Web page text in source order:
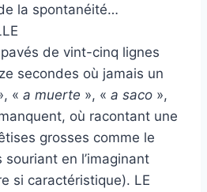
la spontanéité…
de vint-cinq lignes
secondes où jamais un
« a muerte », « a saco »,
où racontant une
grosses comme le
en l’imaginant
si caractéristique). LE